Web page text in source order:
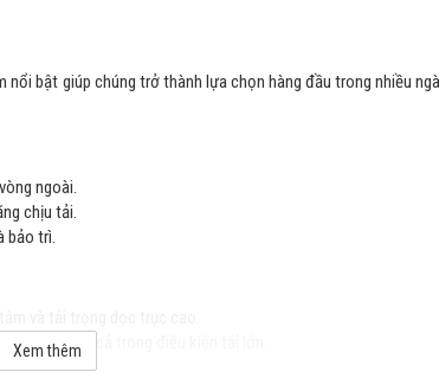
nổi bật giúp chúng trở thành lựa chọn hàng đầu trong nhiều
ngoài.
chịu tải.
bảo trì.
định ngay cả trong điều kiện tải lớn.
Xem thêm